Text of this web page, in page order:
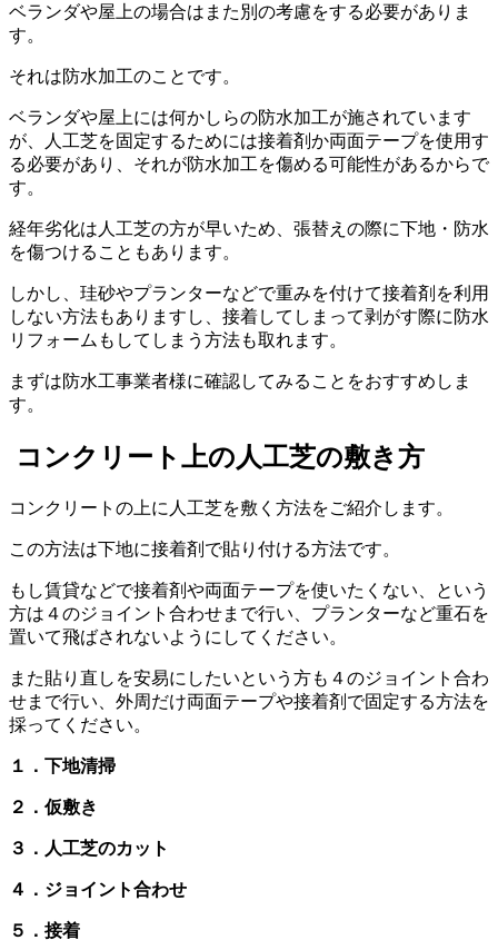
ベランダや屋上の場合はまた別の考慮をする必要がありま
す。
それは防水加工のことです。
ベランダや屋上には何かしらの防水加工が施されています
が、人工芝を固定するためには接着剤か両面テープを使用す
る必要があり、それが防水加工を傷める可能性があるからで
す。
経年劣化は人工芝の方が早いため、張替えの際に下地・防水
を傷つけることもあります。
しかし、珪砂やプランターなどで重みを付けて接着剤を利用
しない方法もありますし、接着してしまって剥がす際に防水
リフォームもしてしまう方法も取れます。
まずは防水工事業者様に確認してみることをおすすめしま
す。
コンクリート上の人工芝の敷き方
コンクリートの上に人工芝を敷く方法をご紹介します。
この方法は下地に接着剤で貼り付ける方法です。
もし賃貸などで接着剤や両面テープを使いたくない、という
方は４のジョイント合わせまで行い、プランターなど重石を
置いて飛ばされないようにしてください。
また貼り直しを安易にしたいという方も４のジョイント合わ
せまで行い、外周だけ両面テープや接着剤で固定する方法を
採ってください。
１．下地清掃
２．仮敷き
３．人工芝のカット
４．ジョイント合わせ
５．接着